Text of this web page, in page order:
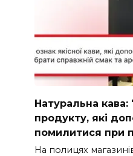
Натуральна кава:
продукту, які
помилитися при
На полицях